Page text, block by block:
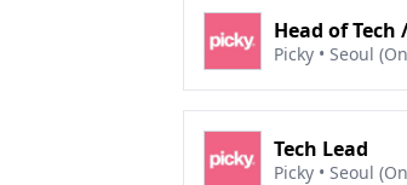
Head of
Picky • Seoul
Tech Lead
Picky • Seoul